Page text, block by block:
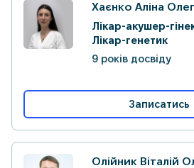
Хаєнко Аліна
Лікар-акушер-
Лікар-генетик
9 років досвіду
Записатись
Олійник Віталій